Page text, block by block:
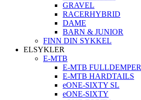
GRAVEL
RACERHYBRID
DAME
BARN & JUNIOR
FINN DIN SYKKEL
ELSYKLER
E-MTB
E-MTB FULLDEMPER
E-MTB HARDTAILS
eONE-SIXTY SL
eONE-SIXTY